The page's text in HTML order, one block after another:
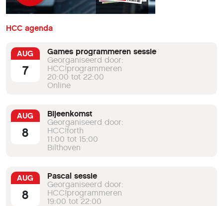
HCC agenda
AUG
7
Games programmeren sessie
Georganiseerd door:
HCC!programmeren
20:00 tot 22:00
Online
AUG
8
Bijeenkomst
Georganiseerd door:
HCC!forth
11:00 tot 15:00
Bilthoven
AUG
8
Pascal sessie
Georganiseerd door:
HCC!programmeren
19:00 tot 22:00